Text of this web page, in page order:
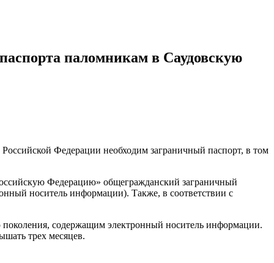
паломникам в Саудовскую
Федерации необходим заграничный паспорт, в том
Федерацию» общегражданский заграничный
носитель информации). Также, в соответствии с
содержащим электронный носитель информации.
трех месяцев.